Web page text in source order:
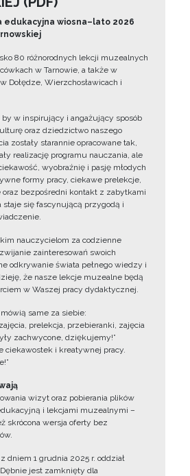
edukacyjna wiosna–lato 2026
80 różnorodnych lekcji muzealnych
w Tarnowie, a także w
Dołędze, Wierzchosławicach i
by w inspirujący i angażujący sposób
oraz dziedzictwo naszego
zostały starannie opracowane tak,
realizację programu nauczania, ale
wyobraźnię i pasję młodych
formy pracy, ciekawe prelekcje,
oraz bezpośredni kontakt z zabytkami
staje się fascynującą przygodą i
nauczycielom za codzienne
zainteresowań swoich
odkrywanie świata pełnego wiedzy i
że nasze lekcje muzealne będą
w Waszej pracy dydaktycznej.
same za siebie:
prelekcja, przebieranki, zajęcia
zachwycone, dziękujemy!”
ciekawostek i kreatywnej pracy.
wizyt oraz pobierania plików
i lekcjami muzealnymi –
skrócona wersja oferty bez
dniem 1 grudnia 2025 r. oddział
jest zamknięty dla